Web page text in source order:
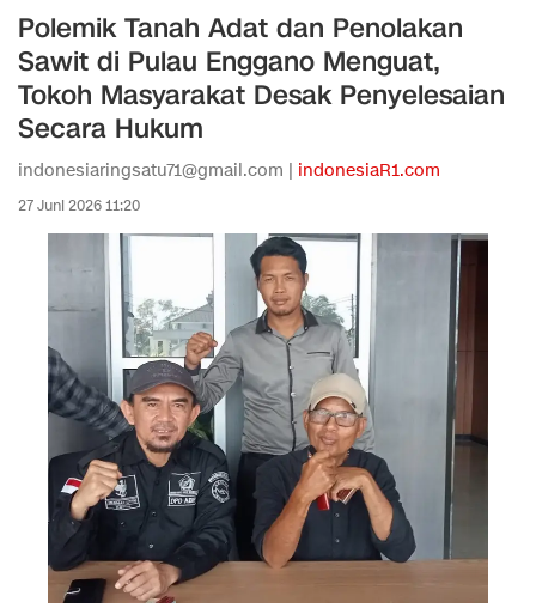
Polemik Tanah Adat dan Penolakan
Sawit di Pulau Enggano Menguat,
Tokoh Masyarakat Desak Penyelesaian
Secara Hukum
indonesiaringsatu71@gmail.com | indonesiaR1.com
27 Juni 2026 11:20